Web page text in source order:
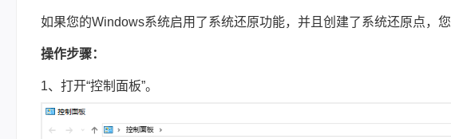
如果您的Windows系统启用了系统还原功能，并且创建了系统还原点，
操作步骤：
1、打开“控制面板”。